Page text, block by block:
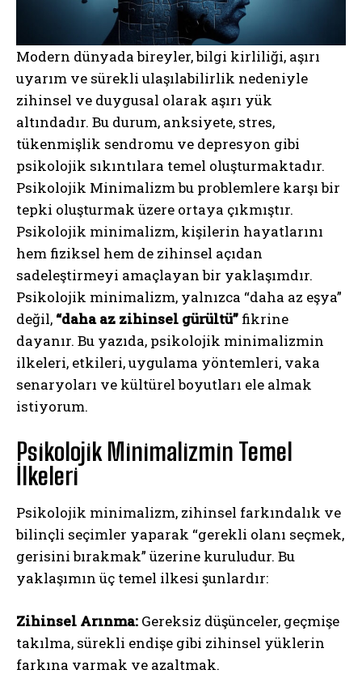
Modern dünyada bireyler, bilgi kirliliği, aşırı
uyarım ve sürekli ulaşılabilirlik nedeniyle
zihinsel ve duygusal olarak aşırı yük
altındadır. Bu durum, anksiyete, stres,
tükenmişlik sendromu ve depresyon gibi
psikolojik sıkıntılara temel oluşturmaktadır.
Psikolojik Minimalizm bu problemlere karşı bir
tepki oluşturmak üzere ortaya çıkmıştır.
Psikolojik minimalizm, kişilerin hayatlarını
hem fiziksel hem de zihinsel açıdan
sadeleştirmeyi amaçlayan bir yaklaşımdır.
Psikolojik minimalizm, yalnızca “daha az eşya”
değil, “daha az zihinsel gürültü” fikrine
dayanır. Bu yazıda, psikolojik minimalizmin
ilkeleri, etkileri, uygulama yöntemleri, vaka
senaryoları ve kültürel boyutları ele almak
istiyorum.
Psikolojik Minimalizmin Temel
İlkeleri
Psikolojik minimalizm, zihinsel farkındalık ve
bilinçli seçimler yaparak “gerekli olanı seçmek,
gerisini bırakmak” üzerine kuruludur. Bu
yaklaşımın üç temel ilkesi şunlardır:
Zihinsel Arınma: Gereksiz düşünceler, geçmişe
takılma, sürekli endişe gibi zihinsel yüklerin
farkına varmak ve azaltmak.